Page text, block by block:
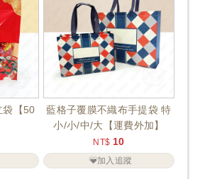
袋【50
藍格子覆膜不織布手提袋 特
小/小/中/大【運費外加】
NT$ 10
加入追蹤